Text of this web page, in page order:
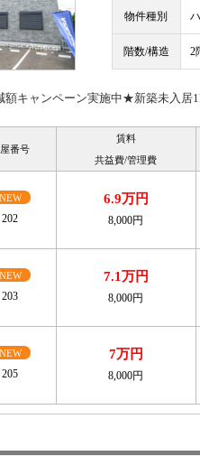
物件種別
階数/構造 2
キャンペーン実施中★新築未入居
番号
賃料
共益費/管理費
NEW
202
6.9万円
8,000円
NEW
203
7.1万円
8,000円
NEW
205
7万円
8,000円